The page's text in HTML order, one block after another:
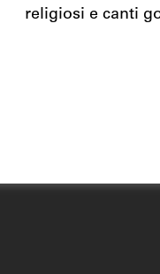
religiosi e canti